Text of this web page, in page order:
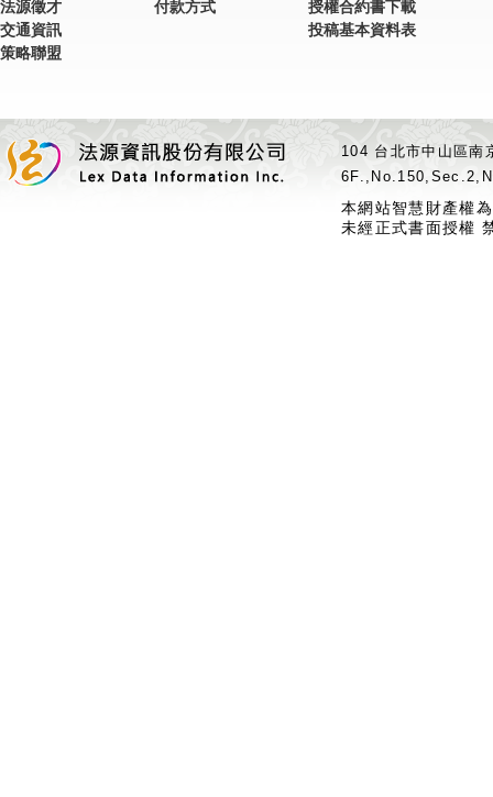
法源徵才
交通資訊
策略聯盟
付款方式
授權合約書下載
投稿基本資料表
104 台北市中山區
本網站智慧財產權
未經正式書面授權